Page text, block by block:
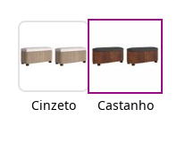
Cinzeto Castanho